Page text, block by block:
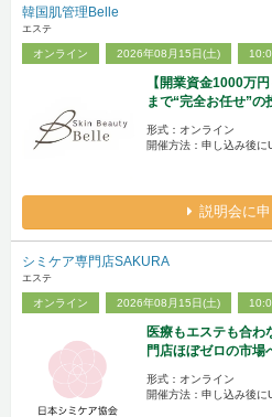
韓国肌管理Belle
エステ
オンライン 2026年08月15日(土)
【開業資金1000万
まで“完全お任せ”の
形式：オンライン
開催方法：申し込み後
説明会に
シミケア専門店SAKURA
エステ
オンライン 2026年08月15日(土)
医療もエステも合わ
門店ほぼゼロの市場
形式：オンライン
開催方法：申し込み後